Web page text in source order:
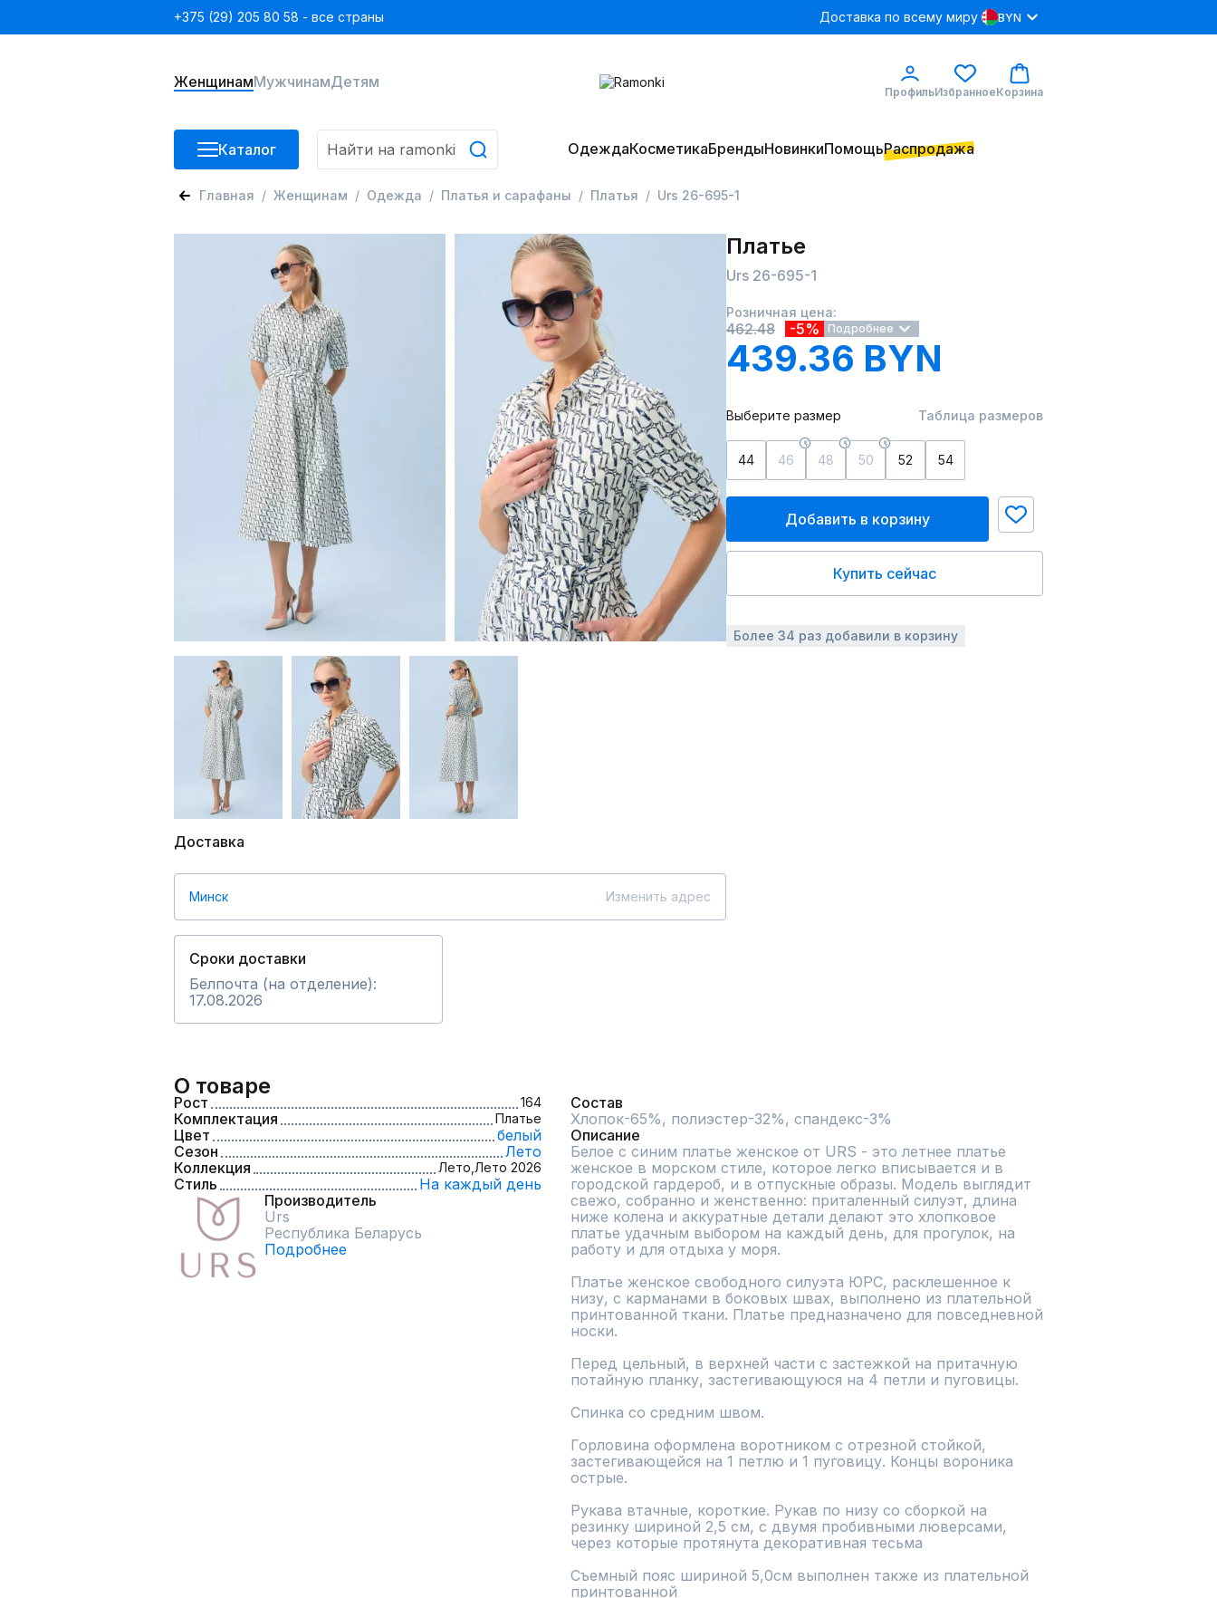
+375 (29) 205 80 58 - все страны Доставка по всему миру BYN
ЖенщинамМужчинамДетям
ПрофильИзбранноеКорзина
Каталог ОдеждаКосметикаБрендыНовинкиПомощьРаспродажа
Главная Женщинам Одежда Платья и сарафаны Платья Urs 26-695-1
Доставка
Минск Изменить адрес
Сроки доставки
Белпочта (на отделение):
17.08.2026
Платье
Urs 26-695-1
Розничная цена:
462.48 -5% Подробнее
439.36 BYN
Выберите размер Таблица размеров
44 46 48 50 52 54
Добавить в корзину
Купить сейчас
Более 34 раз добавили в корзину
О товаре
Рост 164
Комплектация Платье
Цвет
белый
Сезон
Лето
Коллекция
Лето, Лето 2026
Стиль
На каждый день
Производитель
Urs
Республика Беларусь
Подробнее
Состав
Хлопок-65%, полиэстер-32%, спандекс-3%
Описание
Белое с синим платье женское от URS - это летнее платье
женское в морском стиле, которое легко вписывается и в
городской гардероб, и в отпускные образы. Модель выглядит
свежо, собранно и женственно: приталенный силуэт, длина
ниже колена и аккуратные детали делают это хлопковое
платье удачным выбором на каждый день, для прогулок, на
работу и для отдыха у моря.
Платье женское свободного силуэта ЮРС, расклешенное к
низу, с карманами в боковых швах, выполнено из плательной
принтованной ткани. Платье предназначено для повседневной
носки.
Перед цельный, в верхней части с застежкой на притачную
потайную планку, застегивающуюся на 4 петли и пуговицы.
Спинка со средним швом.
Горловина оформлена воротником с отрезной стойкой,
застегивающейся на 1 петлю и 1 пуговицу. Концы вороника
острые.
Рукава втачные, короткие. Рукав по низу со сборкой на
резинку шириной 2,5 см, с двумя пробивными люверсами,
через которые протянута декоративная тесьма
Съемный пояс шириной 5,0см выполнен также из плательной
принтованной